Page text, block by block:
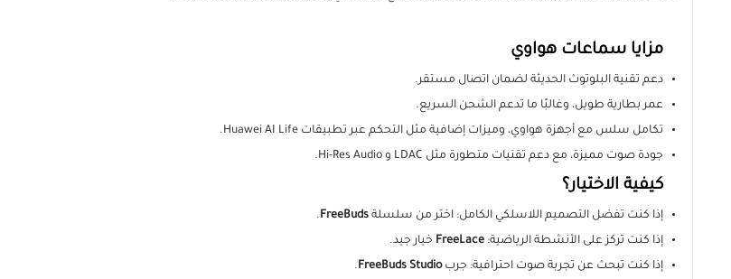
مزايا سماعات هواوي
دعم تقنية البلوتوث الحديثة لضمان اتصال مستقر.
عمر بطارية طويل، وغالبًا ما تدعم الشحن السريع.
تكامل سلس مع أجهزة هواوي، وميزات إضافية مثل التحكم عبر تطبيقات Huawei AI Life.
جودة صوت مميزة، مع دعم تقنيات متطورة مثل LDAC و Hi-Res Audio.
كيفية الاختيار؟
إذا كنت تفضل التصميم اللاسلكي الكامل: اختر من سلسلة FreeBuds
.
إذا كنت تركز على الأنشطة الرياضية: FreeLace خيار جيد.
إذا كنت تبحث عن تجربة صوت احترافية: جربFreeBuds Studio
.